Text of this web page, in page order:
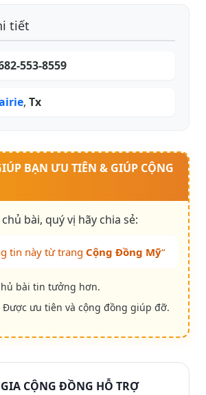
tiết
553-8559
,Tx
BẠN ƯU TIÊN & GIÚP CỘNG
bài, quý vị hãy chia sẻ:
tin này từ trang Cộng Đồng Mỹ“
bài tin tưởng hơn.
Được ưu tiên và cộng đồng giúp đỡ.
CỘNG ĐỒNG HỖ TRỢ